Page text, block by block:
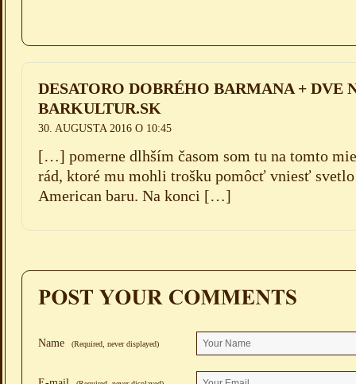
DESATORO DOBRÉHO BARMANA + DVE
BARKULTUR.SK
30. AUGUSTA 2016 O 10:45
[…] pomerne dlhším časom som tu na tomto
rád, ktoré mu mohli trošku pomôcť vniesť svetlo
American baru. Na konci […]
Name (Required, never displayed)